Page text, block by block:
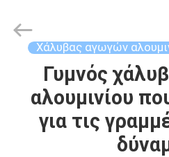
ΣΠΊΤΙ
ΠΡΟΪΌΝΤΑ
Χάλυβας αγωγών
Γυμνός
αλουμινίου
για τις